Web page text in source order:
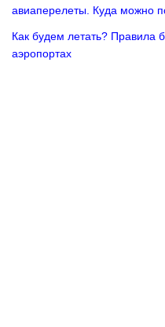
авиаперелеты. Куда можно
Как будем летать? Правила
аэропортах